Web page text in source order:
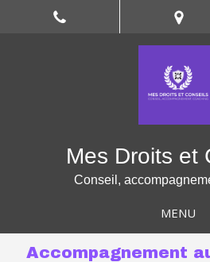
Mes Droits et
Conseil,
MENU
Accompagnement